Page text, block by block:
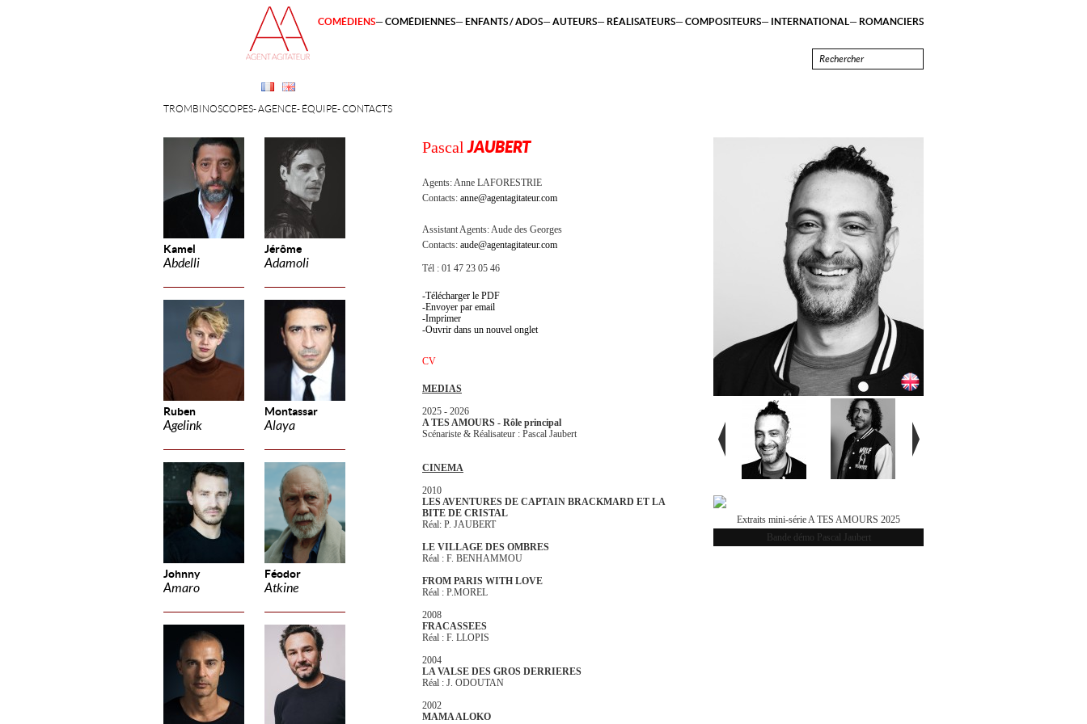
Kamel
Abdelli
Jérôme
Adamoli
Ruben
Agelink
Montassar
Alaya
Johnny
Amaro
Féodor
Atkine
TROMBINOSCOPES AGENCE ÉQUIPE CONTACTS
COMÉDIENS COMÉDIENNES ENFANTS / ADOS AUTEURS RÉALISATEURS COMPOSITEURS INTERNATIONAL ROMANCIERS
Pascal JAUBERT
Agents:Anne LAFORESTRIE
Contacts: anne@agentagitateur.com
Assistant Agents:Aude des Georges
Contacts: aude@agentagitateur.com
Tél : 01 47 23 05 46
Télécharger le PDF
Envoyer par email
Imprimer
Ouvrir dans un nouvel onglet
CV
MEDIAS
2025 - 2026
A TES AMOURS - Rôle principal
Scénariste & Réalisateur : Pascal Jaubert
CINEMA
2010
LES AVENTURES DE CAPTAIN BRACKMARD ET LA
BITE DE CRISTAL
Réal: P. JAUBERT
LE VILLAGE DES OMBRES
Réal : F. BENHAMMOU
FROM PARIS WITH LOVE
Réal : P.MOREL
2008
FRACASSEES
Réal : F. LLOPIS
2004
LA VALSE DES GROS DERRIERES
Réal : J. ODOUTAN
2002
MAMA ALOKO
Extraits mini-série A TES AMOURS 2025
Bande démo Pascal Jaubert